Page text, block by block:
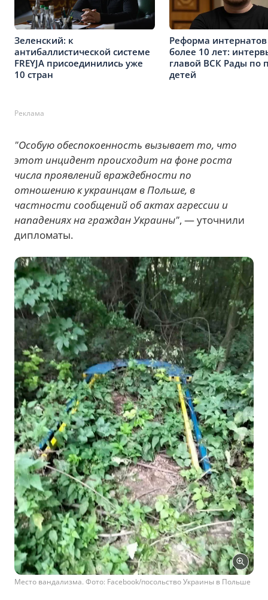
Зеленский: к
антибаллистической системе
FREYJA присоединились уже
10 стран
Реформа интернатов
более 10 лет:
главой ВСК Рады по
детей
Реклама
"Особую обеспокоенность вызывает то, что
этот инцидент происходит на фоне роста
числа проявлений враждебности по
отношению к украинцам в Польше, в
частности сообщений об актах агрессии и
нападениях на граждан Украины", — уточнили
дипломаты.
Место вандализма. Фото: Facebook/посольство Украины в Польше